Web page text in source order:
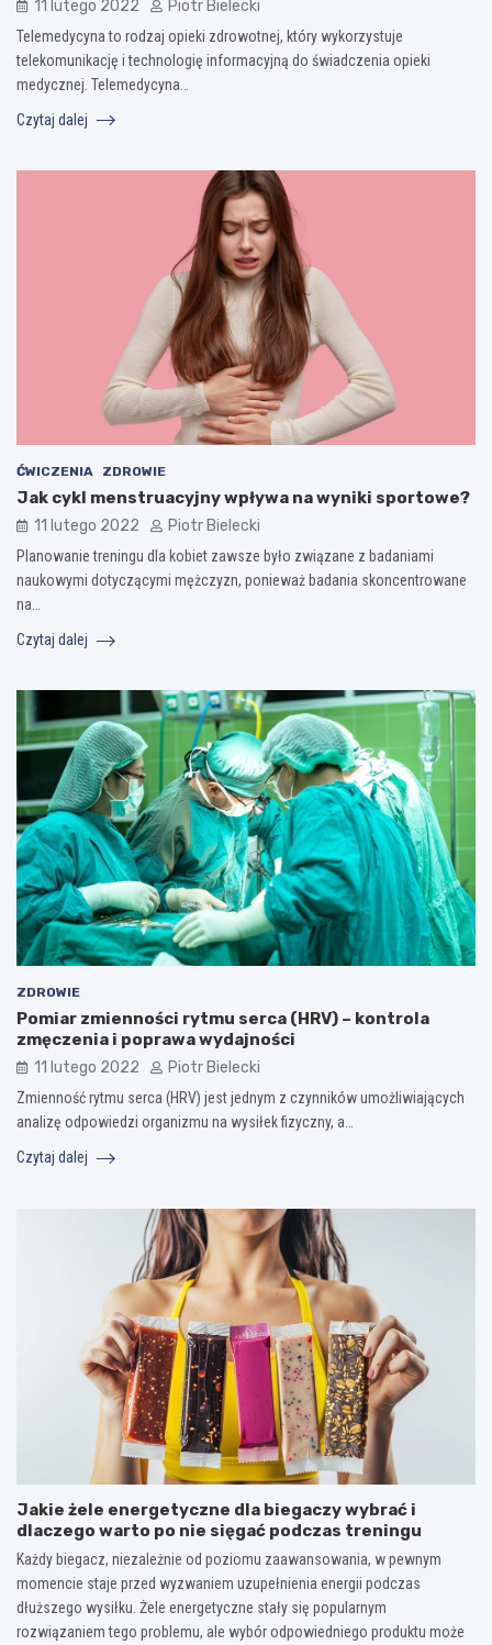
11 lutego 2022 Piotr Bielecki
Telemedycyna to rodzaj opieki zdrowotnej, który wykorzystuje
telekomunikację i technologię informacyjną do świadczenia opieki
medycznej. Telemedycyna…
Czytaj dalej
ĆWICZENIA ZDROWIE
Jak cykl menstruacyjny wpływa na wyniki sportowe?
11 lutego 2022 Piotr Bielecki
Planowanie treningu dla kobiet zawsze było związane z badaniami
naukowymi dotyczącymi mężczyzn, ponieważ badania skoncentrowane
na…
Czytaj dalej
ZDROWIE
Pomiar zmienności rytmu serca (HRV) – kontrola
zmęczenia i poprawa wydajności
11 lutego 2022 Piotr Bielecki
Zmienność rytmu serca (HRV) jest jednym z czynników umożliwiających
analizę odpowiedzi organizmu na wysiłek fizyczny, a…
Czytaj dalej
Jakie żele energetyczne dla biegaczy wybrać i
dlaczego warto po nie sięgać podczas treningu
Każdy biegacz, niezależnie od poziomu zaawansowania, w pewnym
momencie staje przed wyzwaniem uzupełnienia energii podczas
dłuższego wysiłku. Żele energetyczne stały się popularnym
rozwiązaniem tego problemu, ale wybór odpowiedniego produktu może